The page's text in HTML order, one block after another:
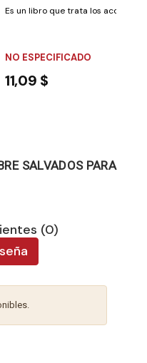
la predicación de «la
Es un libro que trata los
NO ESPECIFICADO
11,09 $
SALVADOS PARA
(0)